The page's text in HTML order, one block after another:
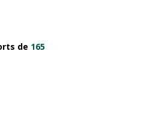
de 165